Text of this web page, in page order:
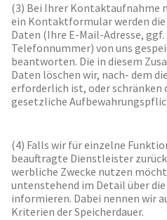
(3) Bei Ihrer Kontaktaufnahme
ein Kontaktformular werden
Daten (Ihre E-Mail-Adresse,
Telefonnummer) von uns
beantworten. Die in diesem
Daten löschen wir, nach- dem
erforderlich ist, oder schränken
gesetzliche
(4) Falls wir für einzelne
beauftragte Dienstleister
werbliche Zwecke nutzen
untenstehend im Detail über
informieren. Dabei nennen wir
Kriterien der Speicherdauer.